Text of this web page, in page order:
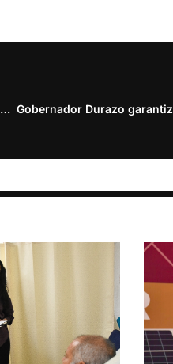
Inicia 30 Ayuntamiento ampliación de alcantarillado sanitario en la colonia Aviación